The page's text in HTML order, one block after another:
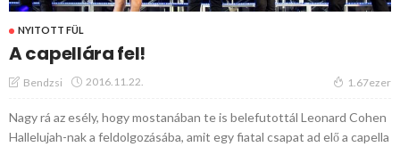
NYITOTT FÜL
A capellára fel!
Bendzsi 2016.11.22. 1.67ezer
Nagy rá az esély, hogy mostanában te is belefutottál Leonard Cohen
Hallelujah-nak a feldolgozásába, amit egy fiatal csapat ad elő a capella